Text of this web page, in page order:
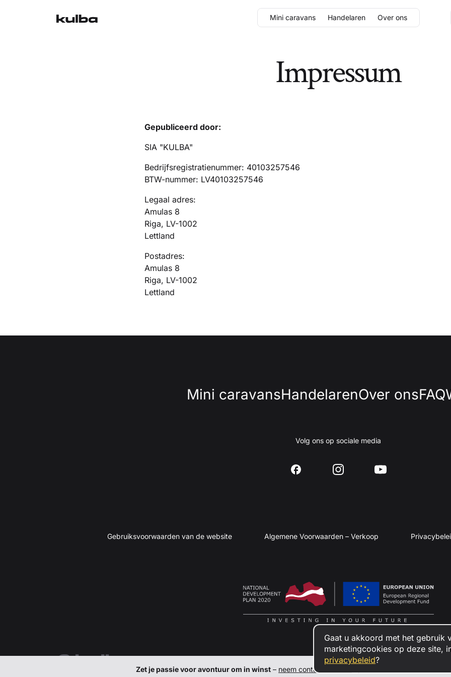
Zet je passie voor avontuur om in winst – neem contact met ons
Mini caravans Handelaren Over ons
Impressum
Gepubliceerd door:
SIA "KULBA"
Bedrijfsregistratienummer: 40103257546
BTW-nummer: LV40103257546
Legaal adres:
Amulas 8
Riga, LV-1002
Lettland
Postadres:
Amulas 8
Riga, LV-1002
Lettland
Mini caravansHandelarenOver onsFAQ
Volg ons op sociale media
Gebruiksvoorwaarden van de website Algemene Voorwaarden – Verkoop
Gaat u akkoord met het gebruik
marketingcookies op deze site,
privacybeleid?